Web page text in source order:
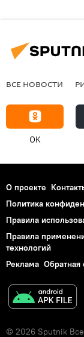
ВСЕ НОВОСТИ
OK
О проекте
Политика
Правила
Правила
технологий
Реклама Обратная
© 2026 Sputnik